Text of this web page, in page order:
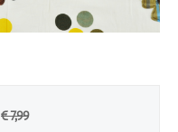
€7,99